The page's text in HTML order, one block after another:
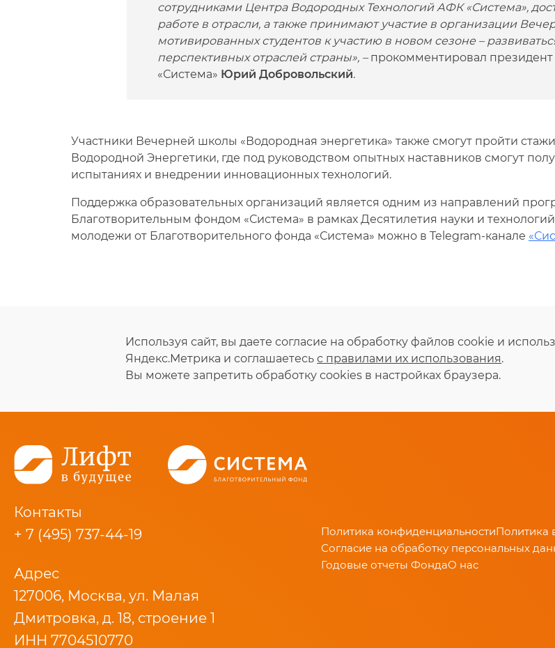
сотрудниками Центра Водородных Технологий АФК «Система»,
работе в отрасли, а также принимают участие в организации
мотивированных студентов к участию в новом сезоне –
перспективных отраслей страны», – прокомментировал
«Система» Юрий Добровольский.
Участники Вечерней школы «Водородная энергетика» также смогут пройти
Водородной Энергетики, где под руководством опытных наставников смогут
испытаниях и внедрении инновационных технологий.
Поддержка образовательных организаций является одним из направлений
Благотворительным фондом «Система» в рамках Десятилетия науки и
молодежи от Благотворительного фонда «Система» можно в Telegram-канале
Используя сайт, вы даете согласие на обработку файлов cookie и
Яндекс.Метрика и соглашаетесь с правилами их использования.
Вы можете запретить обработку сookies в настройках браузера.
Контакты
+ 7 (495) 737-44-19
Адрес
127006, Москва, ул. Малая
Дмитровка, д. 18, строение 1
ИНН 7704510770
Политика конфиденциальностиПолитика
Согласие на обработку персональных
Годовые отчеты ФондаО нас